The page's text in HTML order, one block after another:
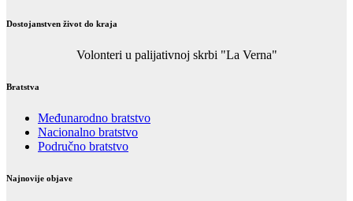
Dostojanstven život do kraja
Volonteri u palijativnoj skrbi "La Verna"
Bratstva
Međunarodno bratstvo
Nacionalno bratstvo
Područno bratstvo
Najnovije objave